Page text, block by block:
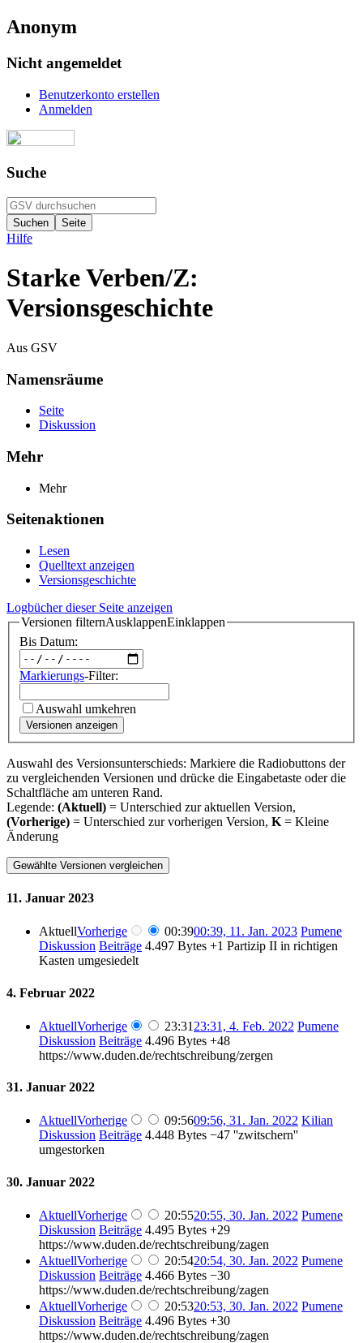
Anonym
Nicht angemeldet
Benutzerkonto erstellen
Anmelden
Suche
Hilfe
Starke Verben/Z:
Versionsgeschichte
Aus GSV
Namensräume
Seite
Diskussion
Mehr
Mehr
Seitenaktionen
Lesen
Quelltext anzeigen
Versionsgeschichte
Logbücher dieser Seite anzeigen
Versionen filternAusklappenEinklappen
Bis Datum:
Markierungs-Filter:
Auswahl umkehren
Versionen anzeigen
Auswahl des Versionsunterschieds: Markiere die Radiobuttons der
zu vergleichenden Versionen und drücke die Eingabetaste oder die
Schaltfläche am unteren Rand.
Legende: (Aktuell) = Unterschied zur aktuellen Version,
(Vorherige) = Unterschied zur vorherigen Version, K = Kleine
Änderung
11. Januar 2023
AktuellVorherige 00:3900:39, 11. Jan. 2023 Pumene
Diskussion Beiträge 4.497 Bytes +1 Partizip II in richtigen
Kasten umgesiedelt
4. Februar 2022
AktuellVorherige 23:31 23:31, 4. Feb. 2022 Pumene
Diskussion Beiträge 4.496 Bytes +48
https://www.duden.de/rechtschreibung/zergen
31. Januar 2022
AktuellVorherige 09:5609:56, 31. Jan. 2022 Kilian
Diskussion Beiträge 4.448 Bytes −47 ''zwitschern''
umgestorken
30. Januar 2022
AktuellVorherige 20:5520:55, 30. Jan. 2022 Pumene
Diskussion Beiträge 4.495 Bytes +29
https://www.duden.de/rechtschreibung/zagen
AktuellVorherige 20:5420:54, 30. Jan. 2022 Pumene
Diskussion Beiträge 4.466 Bytes −30
https://www.duden.de/rechtschreibung/zagen
AktuellVorherige 20:5320:53, 30. Jan. 2022 Pumene
Diskussion Beiträge 4.496 Bytes +30
https://www.duden.de/rechtschreibung/zagen